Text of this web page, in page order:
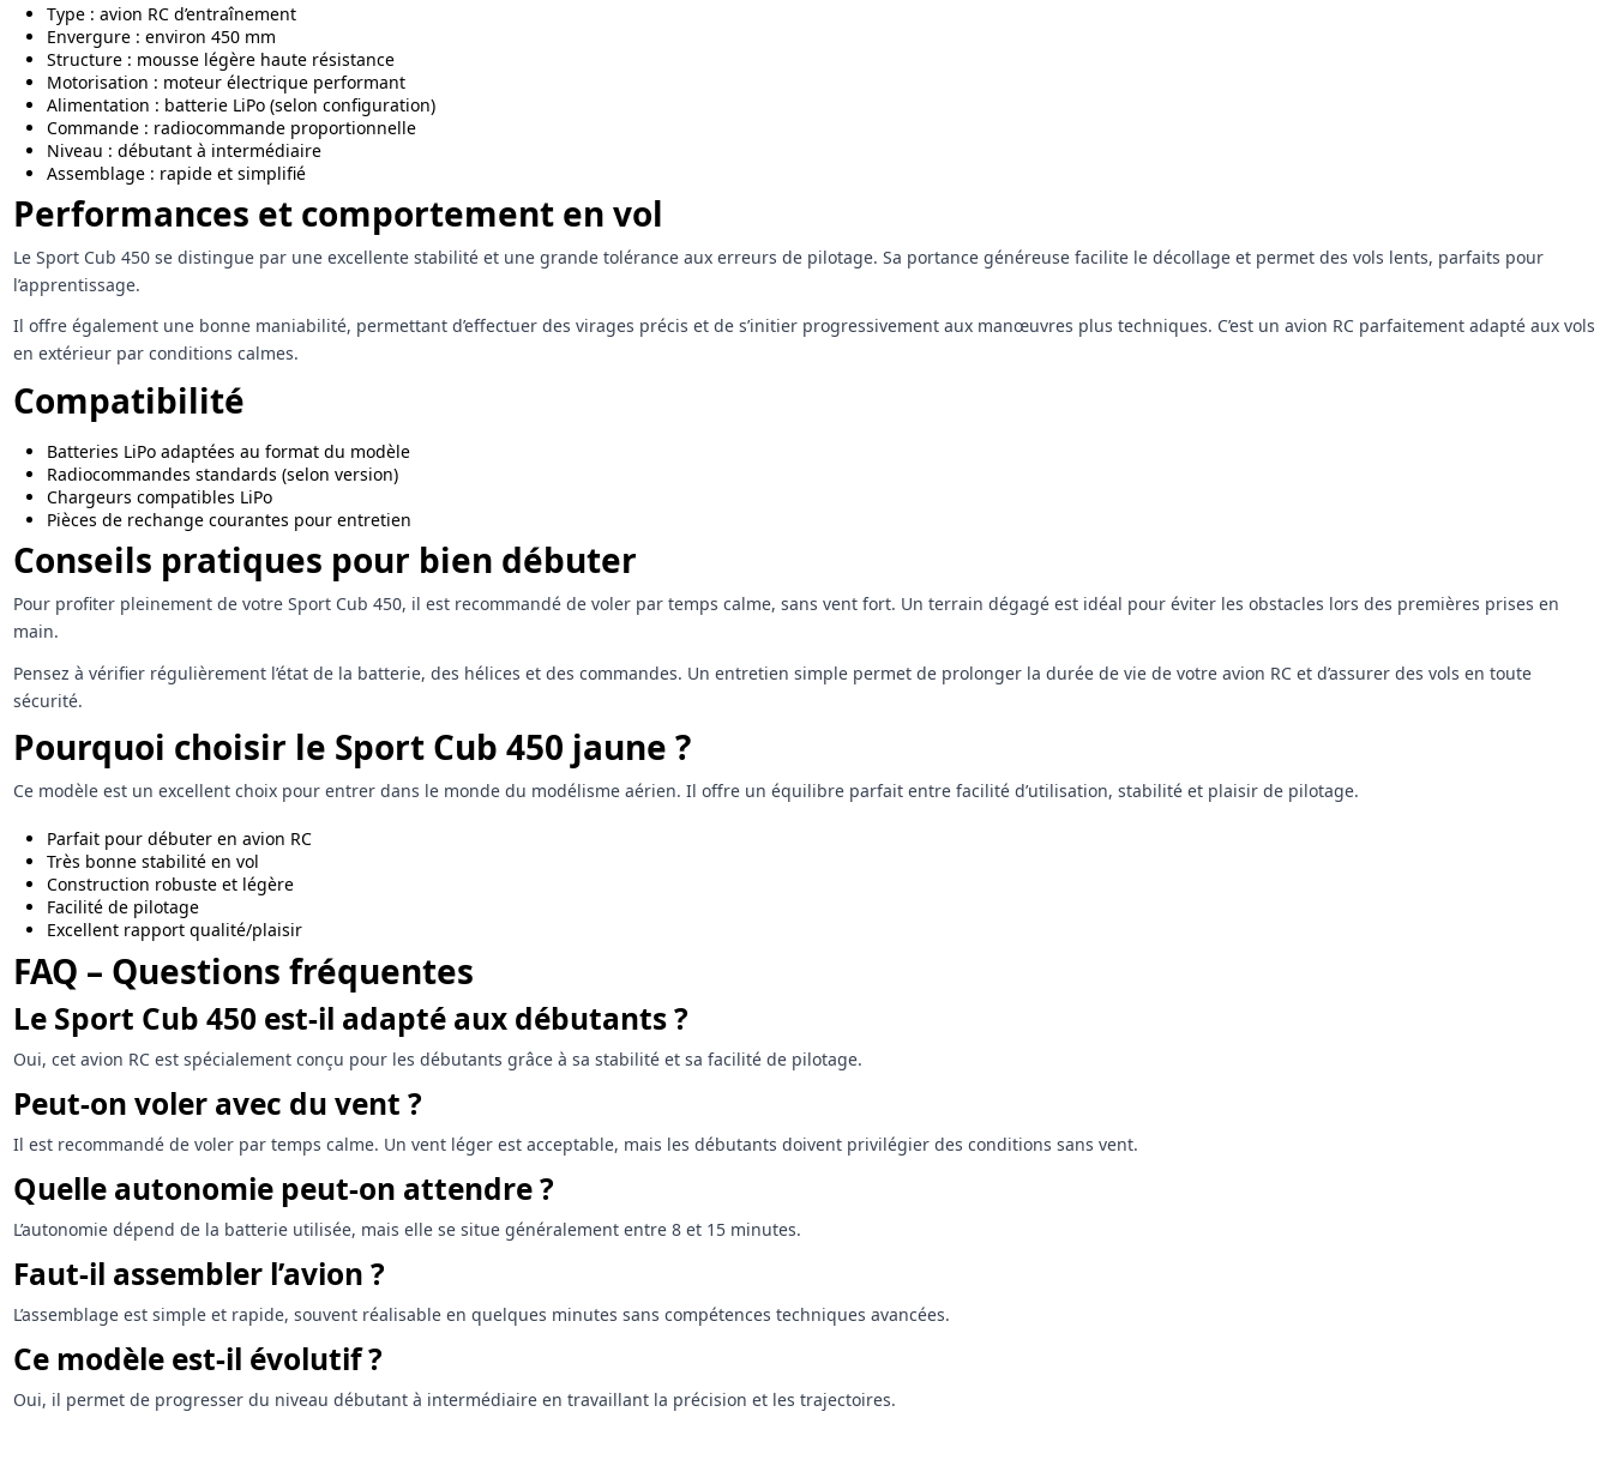
Type : avion RC d’entraînement
Envergure : environ 450 mm
Structure : mousse légère haute résistance
Motorisation : moteur électrique performant
Alimentation : batterie LiPo (selon configuration)
Commande : radiocommande proportionnelle
Niveau : débutant à intermédiaire
Assemblage : rapide et simplifié
Performances et comportement en vol
Le Sport Cub 450 se distingue par une excellente stabilité et une grande tolérance aux erreurs de pilotage. Sa portance généreuse facilite le décollage et permet des vols lents, parfaits pour
l’apprentissage.
Il offre également une bonne maniabilité, permettant d’effectuer des virages précis et de s’initier progressivement aux manœuvres plus techniques. C’est un avion RC parfaitement adapté aux vols
en extérieur par conditions calmes.
Compatibilité
Batteries LiPo adaptées au format du modèle
Radiocommandes standards (selon version)
Chargeurs compatibles LiPo
Pièces de rechange courantes pour entretien
Conseils pratiques pour bien débuter
Pour profiter pleinement de votre Sport Cub 450, il est recommandé de voler par temps calme, sans vent fort. Un terrain dégagé est idéal pour éviter les obstacles lors des premières prises en
main.
Pensez à vérifier régulièrement l’état de la batterie, des hélices et des commandes. Un entretien simple permet de prolonger la durée de vie de votre avion RC et d’assurer des vols en toute
sécurité.
Pourquoi choisir le Sport Cub 450 jaune ?
Ce modèle est un excellent choix pour entrer dans le monde du modélisme aérien. Il offre un équilibre parfait entre facilité d’utilisation, stabilité et plaisir de pilotage.
Parfait pour débuter en avion RC
Très bonne stabilité en vol
Construction robuste et légère
Facilité de pilotage
Excellent rapport qualité/plaisir
FAQ – Questions fréquentes
Le Sport Cub 450 est-il adapté aux débutants ?
Oui, cet avion RC est spécialement conçu pour les débutants grâce à sa stabilité et sa facilité de pilotage.
Peut-on voler avec du vent ?
Il est recommandé de voler par temps calme. Un vent léger est acceptable, mais les débutants doivent privilégier des conditions sans vent.
Quelle autonomie peut-on attendre ?
L’autonomie dépend de la batterie utilisée, mais elle se situe généralement entre 8 et 15 minutes.
Faut-il assembler l’avion ?
L’assemblage est simple et rapide, souvent réalisable en quelques minutes sans compétences techniques avancées.
Ce modèle est-il évolutif ?
Oui, il permet de progresser du niveau débutant à intermédiaire en travaillant la précision et les trajectoires.